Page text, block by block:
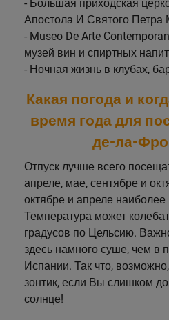
- Большая приходская
Апостола И Святого Петра
- Museo De Arte
музей вин и спиртных
- Ночная жизнь в клубах,
Какая погода и
время года для
де-ла-
Отпуск лучше всего
апреле, мае, сентябре и
октябре и апреле наиболее
Температура может
градусов по Цельсию.
здесь намного суше, чем в
Испании. Так что,
зонтик, если Вы слишком
солнце!